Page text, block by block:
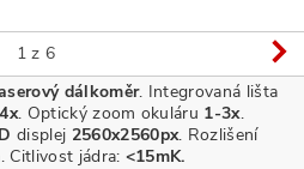
1 z 6
dálkoměr. Integrovaná lišta
. Optický zoom okuláru 1-3x.
displej 2560x2560px. Rozlišení
. Citlivost jádra: <15mK.